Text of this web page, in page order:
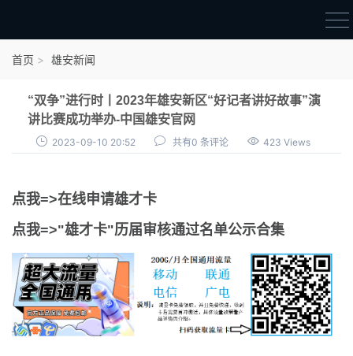
点我申领雄才卡
审核通过公示
首页 雄安新闻
“双争”进行时丨2023年雄安新区“好记者讲好故事”演
讲比赛成功举办-中国雄安官网
2023-09-10 20:52 共有0 条评论 423 Views
点我=>在线申请雄才卡
点我=>"雄才卡"历届审核通过名单公示合集